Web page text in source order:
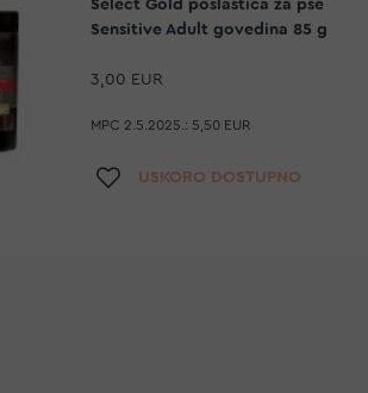
Select Gold poslastica za pse
Sensitive Adult govedina 85 g
3,00 EUR
MPC 2.5.2025.: 5,50 EUR
Dodaj na listu želja
USKORO DOSTUPNO